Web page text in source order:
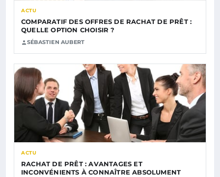
ACTU
COMPARATIF DES OFFRES DE RACHAT DE PRÊT :
QUELLE OPTION CHOISIR ?
SÉBASTIEN AUBERT
ACTU
RACHAT DE PRÊT : AVANTAGES ET
INCONVÉNIENTS À CONNAÎTRE ABSOLUMENT